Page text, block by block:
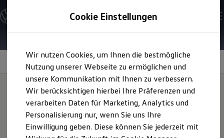
Hauptinhalt
springen
Footer
springen
Modelle & Konfigurator
Nutzfahrzeugkategorien entdecken
Modelle konfigurieren
Vorgängermodelle und Oldtimer
Vorgängermodelle
Oldtimer
Bulli Historie
Branchenlösungen & Gewerbekunden
Umbaulösungen und Hersteller finden
Auf- und Umbauten entdecken & konfigurieren
Groß- und Sonderkunden
Großkunden
Sicherheitssysteme
In Serieauf Nummer
Cookie Einstellungen
Wir nutzen Cookies, um Ihnen die bestmögliche
Nutzung unserer Webseite zu ermöglichen und
unsere Kommunikation mit Ihnen zu verbessern.
Wir berücksichtigen hierbei Ihre Präferenzen und
verarbeiten Daten für Marketing, Analytics und
Personalisierung nur, wenn Sie uns Ihre
Einwilligung geben. Diese können Sie jederzeit mit